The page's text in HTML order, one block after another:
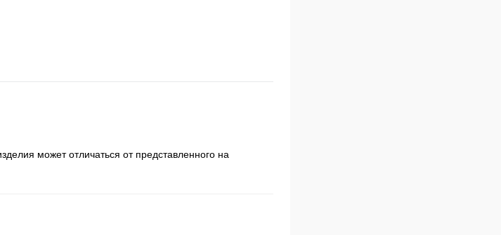
может отличаться от представленного на